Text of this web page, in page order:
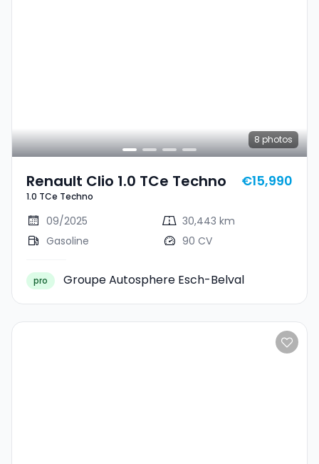
8 photos
Renault Clio 1.0 TCe Techno
1.0 TCe Techno
€15,990
09/2025
30,443 km
Gasoline
90 CV
pro Groupe Autosphere Esch-Belval